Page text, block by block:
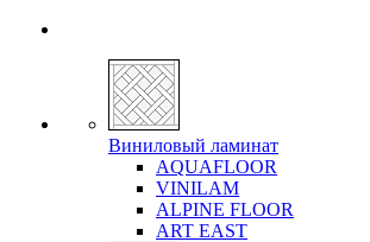
Виниловый ламинат
AQUAFLOOR
VINILAM
ALPINE FLOOR
ART EAST